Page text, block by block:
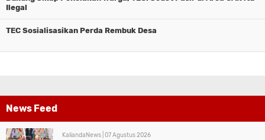
Ilegal
TEC Sosialisasikan Perda Rembuk Desa
News Feed
KaliandaNews | 07 Agustus 2026